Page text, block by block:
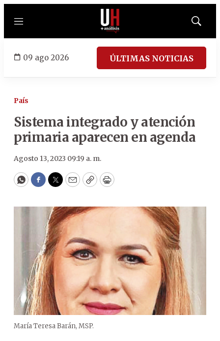
Menú
Mostrar
09 ago 2026 ÚLTIMAS NOTICIAS
País
Sistema integrado y atención
primaria aparecen en agenda
Agosto 13, 2023 09:19 a. m.
WhatsApp
Facebook
Twitter
EmailCopyPrint
María Teresa Barán, MSP.